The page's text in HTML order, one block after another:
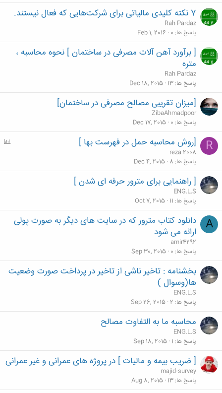
7 نکته کلیدی مالیاتی برای شرکت‌هایی که فعال نیستند.
Rah Pardaz
پاسخ ها 0
Feb 1, 2016
[ برآورد آهن آلات مصرفی در ساختمان ] نحوه محاسبه ،
متره
Rah Pardaz
پاسخ ها 13
Dec 18, 2015
[میزان تقریبی مصالح مصرفی در ساختمان]
ZibaAhmadpoor
پاسخ ها 0
Dec 17, 2015
R
P
[روش محاسبه حمل در فهرست بها ]
reza 2008
پاسخ ها 8
Dec 4, 2015
[ راهنمایی برای مترور حرفه ای شدن ]
ENG.L.S
پاسخ ها 11
Oct 7, 2015
A
دانلود کتاب مترور که در سایت های دیگر به صورت پولی
ارائه می شود
amir4292
پاسخ ها 0
Sep 30, 2015
بخشنامه : تاخیر ناشی از تاخیر در پرداخت صورت وضعیت
ها(وسوال )
ENG.L.S
پاسخ ها 2
Sep 26, 2015
محاسبه ما به التفاوت مصالح
ENG.L.S
پاسخ ها 1
Sep 18, 2015
[ ضریب بیمه و مالیات ] در پروژه های عمرانی و غیر عمرانی
majid-survey
پاسخ ها 13
Aug 8, 2015